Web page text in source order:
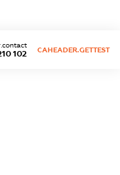
102 CAHEADER.GETTEST